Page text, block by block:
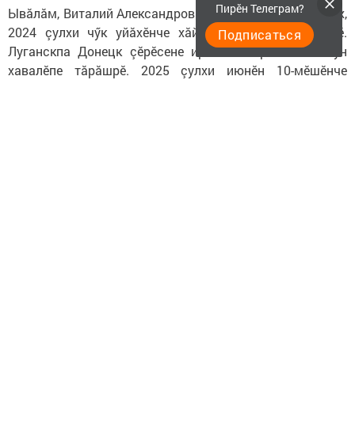
Ывăлăм, Виталий Александрович Васиков, 21 çулта чух,
2024 çулхи чӳк уйăхӗнче хăй ирӗкӗпе СВОна кайрӗ.
Луганскпа Донецк çӗрӗсене ирӗке кăларассишӗн чун
хавалӗпе тăрăшрӗ. 2025 çулхи июнӗн 10-мӗшӗнче
Пирӗн Телеграм?
Подписаться